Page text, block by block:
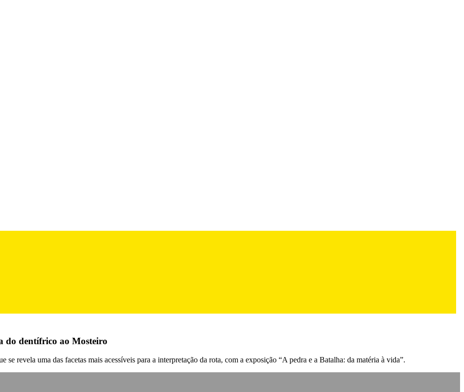
do dentífrico ao Mosteiro
revela uma das facetas mais acessíveis para a interpretação da rota, com a exposição “A pedra e a Batalha: da matéria à vida”.